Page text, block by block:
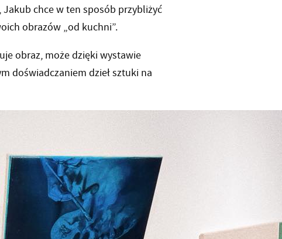
Jakub chce w ten sposób przybliżyć
obrazów „od kuchni”.
obraz, może dzięki wystawie
doświadczaniem dzieł sztuki na